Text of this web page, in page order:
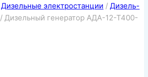
Дизельные электростанции / Дизель-
/ Дизельный генератор АДА-12-Т400-